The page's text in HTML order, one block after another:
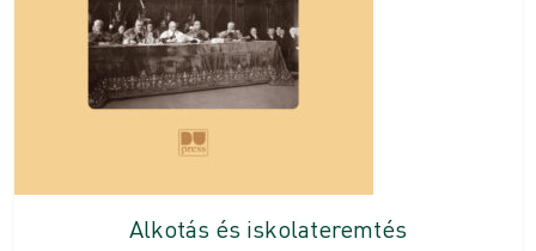
Alkotás és iskolateremtés